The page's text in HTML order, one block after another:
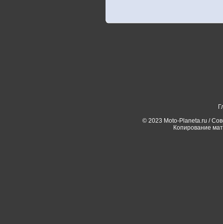
© 2023 Moto-Planeta.ru /
Копирование